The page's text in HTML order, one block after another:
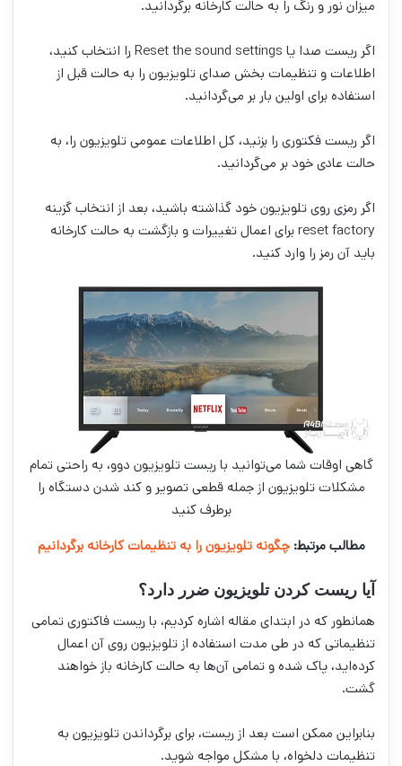
میزان نور و رنگ را به حالت کارخانه برگردانید.
اگر ریست صدا یا Reset the sound settings را انتخاب کنید،
اطلاعات و تنظیمات بخش صدای تلویزیون را به حالت قبل از
استفاده برای اولین بار بر می‌گردانید.
اگر ریست فکتوری را بزنید، کل اطلاعات عمومی تلویزیون را، به
حالت عادی خود بر می‌گردانید.
اگر رمزی روی تلویزیون خود گذاشته باشید، بعد از انتخاب گزینه
reset factory برای اعمال تغییرات و بازگشت به حالت کارخانه
باید آن رمز را وارد کنید.
گاهی اوقات شما می‌توانید با ریست تلویزیون دوو، به راحتی تمام
مشکلات تلویزیون از جمله قطعی تصویر و کند شدن دستگاه را
برطرف کنید
مطالب مرتبط:چگونه تلویزیون را به تنظیمات کارخانه برگردانیم
آیا ریست کردن تلویزیون ضرر دارد؟
همانطور که در ابتدای مقاله اشاره کردیم، با ریست فاکتوری تمامی
تنظیماتی که در طی مدت استفاده از تلویزیون روی آن اعمال
کرده‌اید، پاک شده و تمامی آن‌ها به حالت کارخانه باز خواهند
گشت.
بنابراین ممکن است بعد از ریست، برای برگرداندن تلویزیون به
تنظیمات دلخواه، با مشکل مواجه شوید.